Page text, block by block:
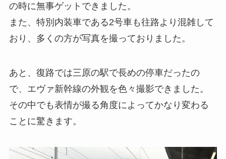
の時に無事ゲットできました。
また、特別内装車である2号車も往路より混雑して
おり、多くの方が写真を撮っておりました。
あと、復路では三原の駅で長めの停車だったの
で、エヴァ新幹線の外観を色々撮影できました。
その中でも表情が撮る角度によってかなり変わる
ことに驚きます。